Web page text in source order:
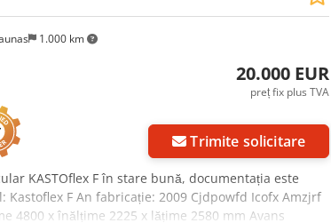
1.000 km
20.000 EUR
preț fix plus TVA
Trimite solicitare
KASTOflex F în stare bună, documentația este
F An fabricație: 2009 Cjdpowfd Icofx Amzjrf
4800 x înălțime 2225 x lățime 2580 mm Avans